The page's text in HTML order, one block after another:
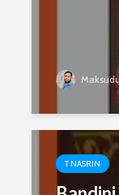
T NASRIN